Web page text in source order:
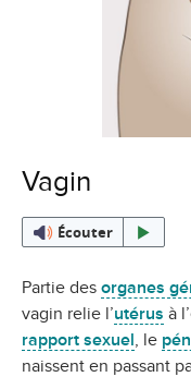
Vagin
Écouter
Partie des organes
vagin relie l’utérus à
rapport sexuel , le
naissent en passant